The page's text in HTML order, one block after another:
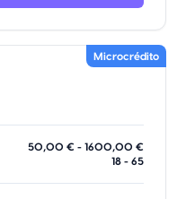
Microcrédito
50,00 € - 1600,00 €
18 - 65